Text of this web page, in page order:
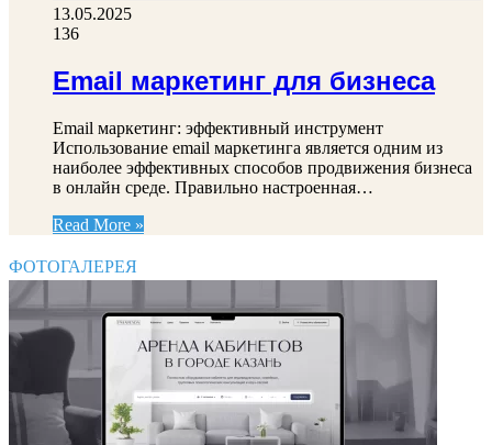
13.05.2025
136
Email маркетинг для бизнеса
Email маркетинг: эффективный инструмент
Использование email маркетинга является одним из
наиболее эффективных способов продвижения бизнеса
в онлайн среде. Правильно настроенная…
Read More »
ФОТОГАЛЕРЕЯ